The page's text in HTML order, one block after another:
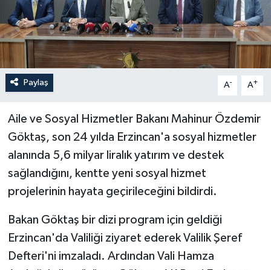
Paylaş A- A+
Aile ve Sosyal Hizmetler Bakanı Mahinur Özdemir
Göktaş, son 24 yılda Erzincan'a sosyal hizmetler
alanında 5,6 milyar liralık yatırım ve destek
sağlandığını, kentte yeni sosyal hizmet
projelerinin hayata geçirileceğini bildirdi.
Bakan Göktaş bir dizi program için geldiği
Erzincan'da Valiliği ziyaret ederek Valilik Şeref
Defteri'ni imzaladı. Ardından Vali Hamza
SPOR
YAŞAM
Yerel